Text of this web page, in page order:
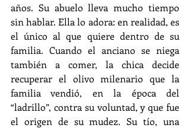
años. Su abuelo lleva mucho tiempo
sin hablar. Ella lo adora: en realidad, es
el único al que quiere dentro de su
familia. Cuando el anciano se niega
también a comer, la chica decide
recuperar el olivo milenario que la
familia vendió, en la época del
“ladrillo”, contra su voluntad, y que fue
el origen de su mudez. Su tío, una